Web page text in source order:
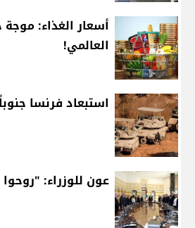
أسعار الغذاء: موجة
العالمي!
استبعاد فرنسا
عون للوزراء: "روحوا